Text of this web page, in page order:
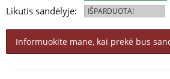
Likutis sandėlyje:
IŠPARDUOTA!
Informuokite mane, kai prekė bus